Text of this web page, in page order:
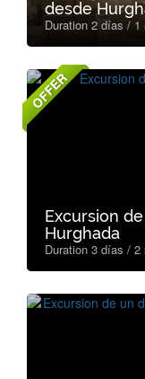
desde
Duration 2 días / 1
OFFER
Excursion
Hurghada
Duration 3 días / 2